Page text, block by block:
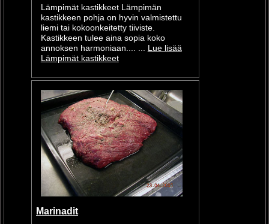
Lämpimät kastikkeet Lämpimän
kastikkeen pohja on hyvin valmistettu
liemi tai kokoonkeitetty tiiviste.
Kastikkeen tulee aina sopia koko
annoksen harmoniaan.... ... Lue lisää
Lämpimät kastikkeet
Marinadit